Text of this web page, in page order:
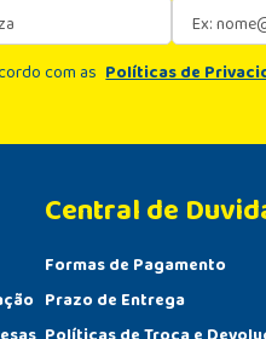
com as Políticas de
Central de
Formas de Pagamento
Prazo de Entrega